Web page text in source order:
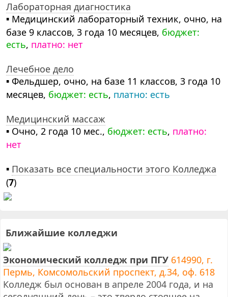
Лабораторная диагностика
▪ Медицинский лабораторный техник, очно, на
базе 9 классов, 3 года 10 месяцев, бюджет:
есть, платно: нет
Лечебное дело
▪ Фельдшер, очно, на базе 11 классов, 3 года 10
месяцев, бюджет: есть, платно: есть
Медицинский массаж
▪ Очно, 2 года 10 мес., бюджет: есть, платно:
нет
▪ Показать все специальности этого Колледжа
(7)
Ближайшие колледжи
Экономический колледж при ПГУ 614990, г.
Пермь, Комсомольский проспект, д.34, оф. 618
Колледж был основан в апреле 2004 года, и на